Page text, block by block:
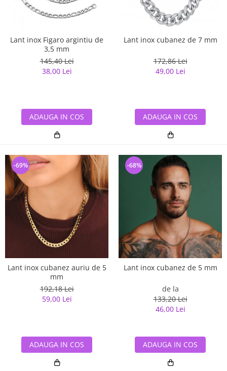
Lant inox Figaro argintiu de
3,5 mm
145,40 Lei
38,00 Lei
ADAUGA IN COS
Lant inox cubanez de 7 mm
172,86 Lei
49,00 Lei
ADAUGA IN COS
Lant inox cubanez auriu de 5
mm
192,18 Lei
59,00 Lei
-69%
ADAUGA IN COS
Lant inox cubanez de 5 mm
de la
133,20 Lei
46,00 Lei
-68%
ADAUGA IN COS